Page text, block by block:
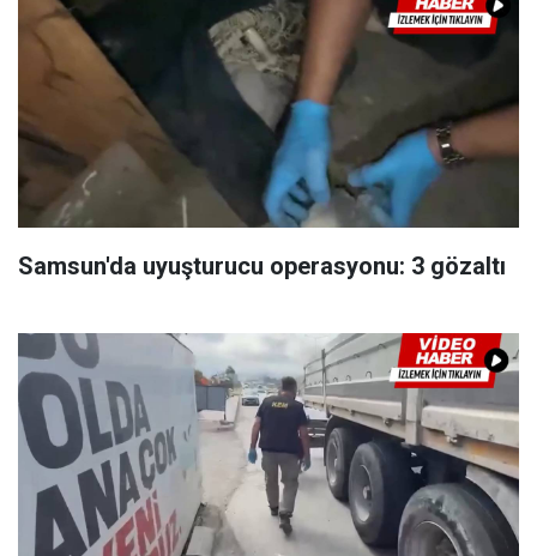
Samsun'da uyuşturucu operasyonu: 3 gözaltı